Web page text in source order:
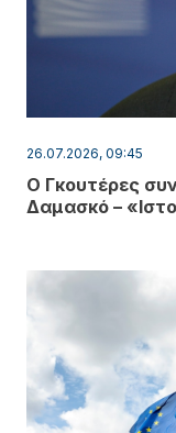
26.07.2026, 09:45
Ο Γκουτέρες
Δαμασκό –